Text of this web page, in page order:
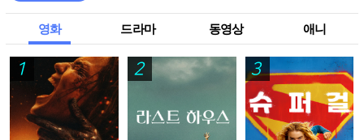
영화 드라마 동영상 애니
1 2 3